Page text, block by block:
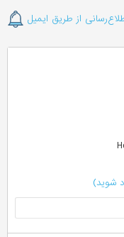
از طریق ایمیل
شوید)